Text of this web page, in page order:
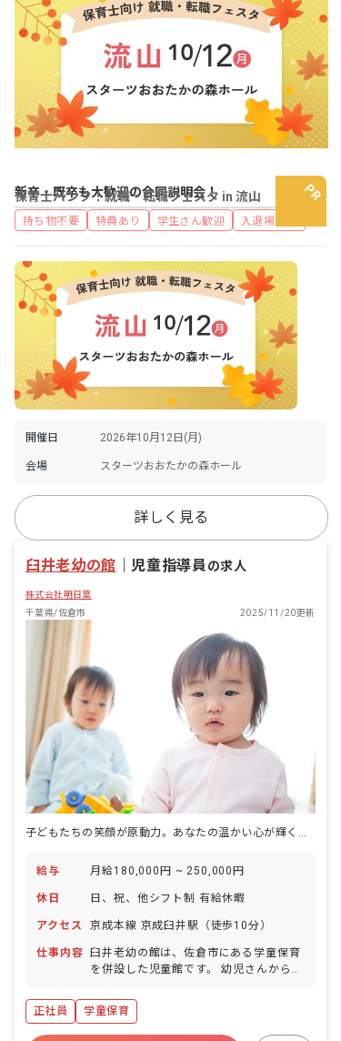
保育士バンク！就職・転職フェスタ in 流山
新卒・既卒も大歓迎の合同説明会！
持ち物不要 特典あり 学生さん歓迎 入退場自由
開催日 2026年10月12日(月)
会場 スターツおおたかの森ホール
詳しく見る
臼井老幼の館 児童指導員 の求人
株式会社明日葉
千葉県/佐倉市
2025/11/20更新
給与 月給180,000円 ~ 250,000円
休日 日、祝、他シフト制 有給休暇
アクセス 京成本線 京成臼井駅（徒歩10分）
仕事内容 臼井老幼の館は、佐倉市にある学童保育
を併設した児童館です。 幼児さんから高
す。 地域に愛される児童館の運営にご尽
力いただける方を募集します。
正社員 学童保育